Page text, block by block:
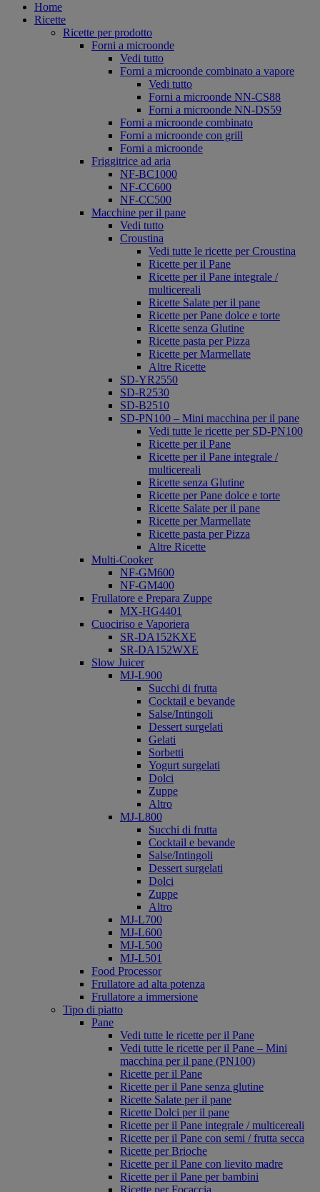
Home
Ricette
Ricette per prodotto
Forni a microonde
Vedi tutto
Forni a microonde combinato a vapore
Vedi tutto
Forni a microonde NN-CS88
Forni a microonde NN-DS59
Forni a microonde combinato
Forni a microonde con grill
Forni a microonde
Friggitrice ad aria
NF-BC1000
NF-CC600
NF-CC500
Macchine per il pane
Vedi tutto
Croustina
Vedi tutte le ricette per Croustina
Ricette per il Pane
Ricette per il Pane integrale /
multicereali
Ricette Salate per il pane
Ricette per Pane dolce e torte
Ricette senza Glutine
Ricette pasta per Pizza
Ricette per Marmellate
Altre Ricette
SD-YR2550
SD-R2530
SD-B2510
SD-PN100 – Mini macchina per il pane
Vedi tutte le ricette per SD-PN100
Ricette per il Pane
Ricette per il Pane integrale /
multicereali
Ricette senza Glutine
Ricette per Pane dolce e torte
Ricette Salate per il pane
Ricette per Marmellate
Ricette pasta per Pizza
Altre Ricette
Multi-Cooker
NF-GM600
NF-GM400
Frullatore e Prepara Zuppe
MX-HG4401
Cuociriso e Vaporiera
SR-DA152KXE
SR-DA152WXE
Slow Juicer
MJ-L900
Succhi di frutta
Cocktail e bevande
Salse/Intingoli
Dessert surgelati
Gelati
Sorbetti
Yogurt surgelati
Dolci
Zuppe
Altro
MJ-L800
Succhi di frutta
Cocktail e bevande
Salse/Intingoli
Dessert surgelati
Dolci
Zuppe
Altro
MJ-L700
MJ-L600
MJ-L500
MJ-L501
Food Processor
Frullatore ad alta potenza
Frullatore a immersione
Tipo di piatto
Pane
Vedi tutte le ricette per il Pane
Vedi tutte le ricette per il Pane – Mini
macchina per il pane (PN100)
Ricette per il Pane
Ricette per il Pane senza glutine
Ricette Salate per il pane
Ricette Dolci per il pane
Ricette per il Pane integrale / multicereali
Ricette per il Pane con semi / frutta secca
Ricette per Brioche
Ricette per il Pane con lievito madre
Ricette per il Pane per bambini
Ricette per Focaccia